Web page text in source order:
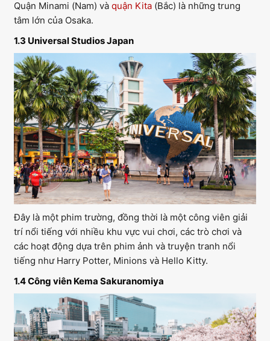
Quận Minami (Nam) và quận Kita (Bắc) là những trung
tâm lớn của Osaka.
1.3 Universal Studios Japan
Đây là một phim trường, đồng thời là một công viên giải
trí nổi tiếng với nhiều khu vực vui chơi, các trò chơi và
các hoạt động dựa trên phim ảnh và truyện tranh nổi
tiếng như Harry Potter, Minions và Hello Kitty.
1.4 Công viên Kema Sakuranomiya